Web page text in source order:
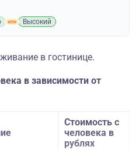
Высокий
в гостинице.
в зависимости от
Стоимость с
человека в
рублях